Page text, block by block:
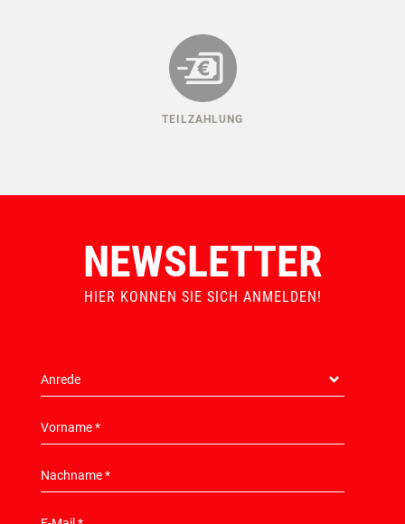
TEILZAHLUNG
NEWSLETTER
HIER KONNEN SIE SICH ANMELDEN!